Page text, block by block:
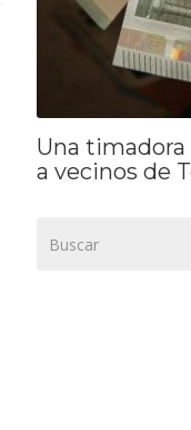
Una
a vecinos de